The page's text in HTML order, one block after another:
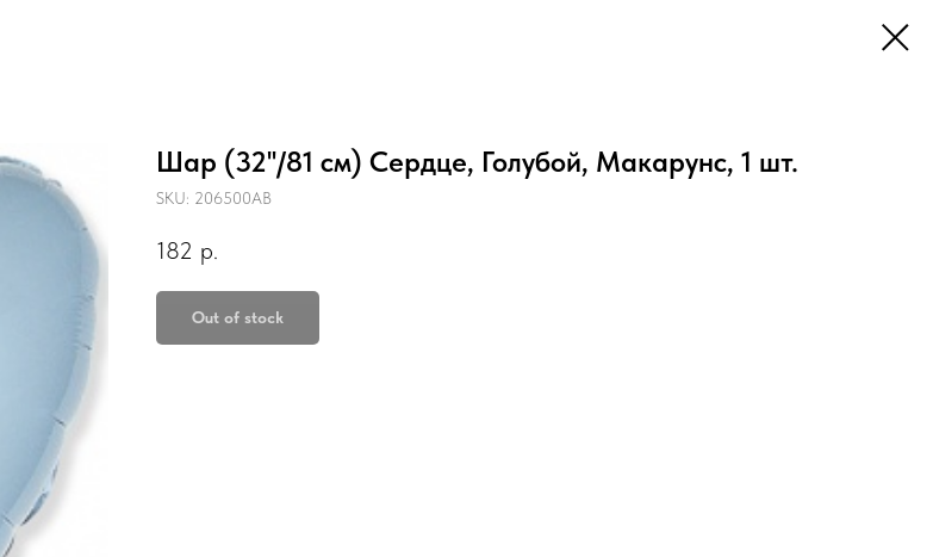
Шар (32''/81 см) Сердце, Голубой, Макарунс, 1 шт.
SKU: 206500AB
182 р.
Out of stock